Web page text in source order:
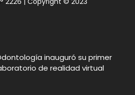
inauguró su primer
de realidad virtual